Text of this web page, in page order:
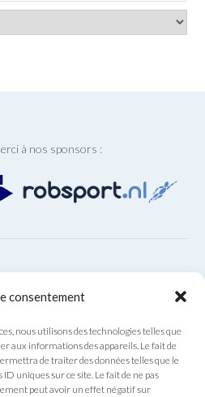
consentement
nous utilisons des technologies telles que
aux informations des appareils. Le fait de
de traiter des données telles que le
uniques sur ce site. Le fait de ne pas
peut avoir un effet négatif sur
à nos sponsors :